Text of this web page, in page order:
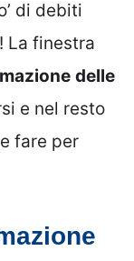
di debiti
La finestra
delle
e nel resto
fare per